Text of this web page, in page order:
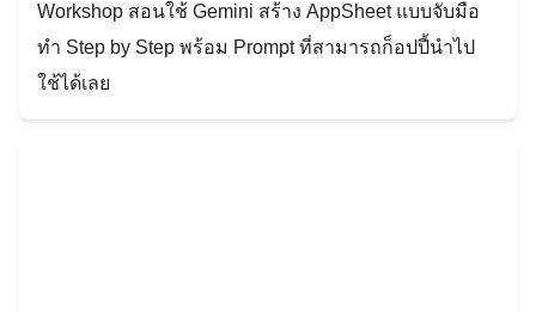
Workshop สอนใช้ Gemini สร้าง AppSheet แบบจับมือ
ทำ Step by Step พร้อม Prompt ที่สามารถก็อปปี้นำไป
ใช้ได้เลย